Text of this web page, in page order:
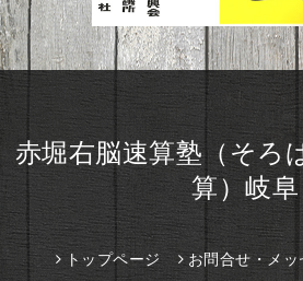
赤堀右脳速算塾（そろ
算）岐阜
トップページ お問合せ・メッ